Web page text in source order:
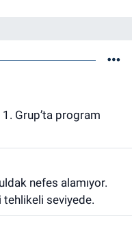
tehlikeli seviyede.